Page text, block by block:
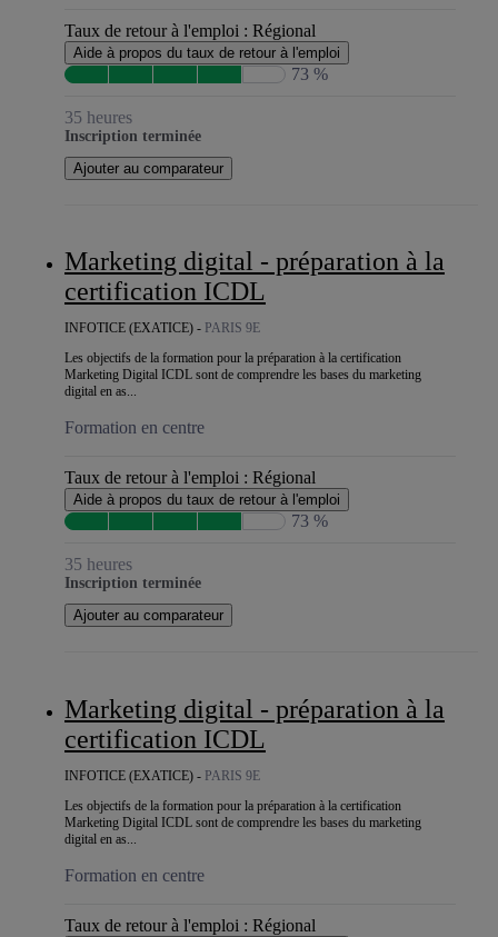
Taux de retour à l'emploi : Régional
Aide à propos du taux de retour à l'emploi
73 %
35 heures
Inscription terminée
Ajouter au comparateur
Marketing digital - préparation à la
certification ICDL
INFOTICE (EXATICE) - PARIS 9E
Les objectifs de la formation pour la préparation à la certification
Marketing Digital ICDL sont de comprendre les bases du marketing
digital en as...
Formation en centre
Taux de retour à l'emploi : Régional
Aide à propos du taux de retour à l'emploi
73 %
35 heures
Inscription terminée
Ajouter au comparateur
Marketing digital - préparation à la
certification ICDL
INFOTICE (EXATICE) - PARIS 9E
Les objectifs de la formation pour la préparation à la certification
Marketing Digital ICDL sont de comprendre les bases du marketing
digital en as...
Formation en centre
Taux de retour à l'emploi : Régional